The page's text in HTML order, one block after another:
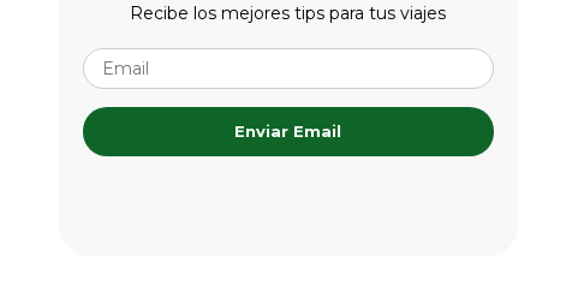
Recibe los mejores tips para tus viajes
Enviar Email